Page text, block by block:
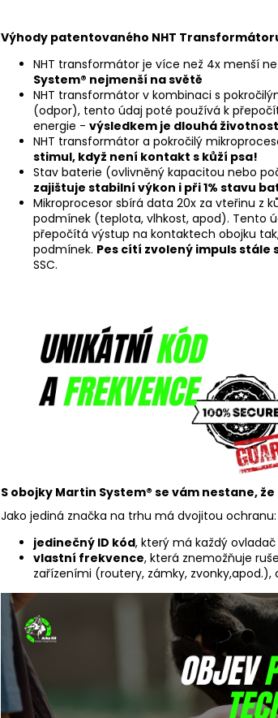
Výhody patentovaného NHT
NHT transformátor je více než 4x menší
System® nejmenší na světě
NHT transformátor v kombinaci s
(odpor), tento údaj poté používá k
energie - výsledkem je dlouhá
NHT transformátor a pokročilý
stimul, když není kontakt s kůží psa!
Stav baterie (ovlivněný kapacitou nebo
zajištuje stabilní výkon i při 1% stavu
Mikroprocesor sbírá data 20x za vteřinu z
podmínek (teplota, vlhkost, apod). Tento
přepočítá výstup na kontaktech obojku
podmínek. Pes cítí zvolený impuls stále
SSC.
S obojky Martin System® se vám nestane,
Jako jediná značka na trhu má dvojitou ochranu:
jedinečný ID kód, který má každý
vlastní frekvence, která znemožňuje
zařízeními (routery, zámky, zvonky,apod.),